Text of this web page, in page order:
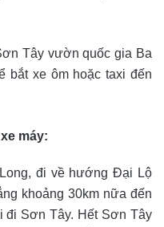
Tây vườn quốc gia Ba
bắt xe ôm hoặc taxi đến
máy:
đi về hướng Đại Lộ
khoảng 30km nữa đến
đi Sơn Tây. Hết Sơn Tây